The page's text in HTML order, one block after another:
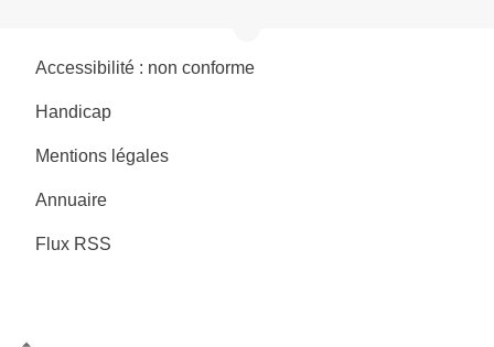
Accessibilité : non conforme
Handicap
Mentions légales
Annuaire
Flux RSS